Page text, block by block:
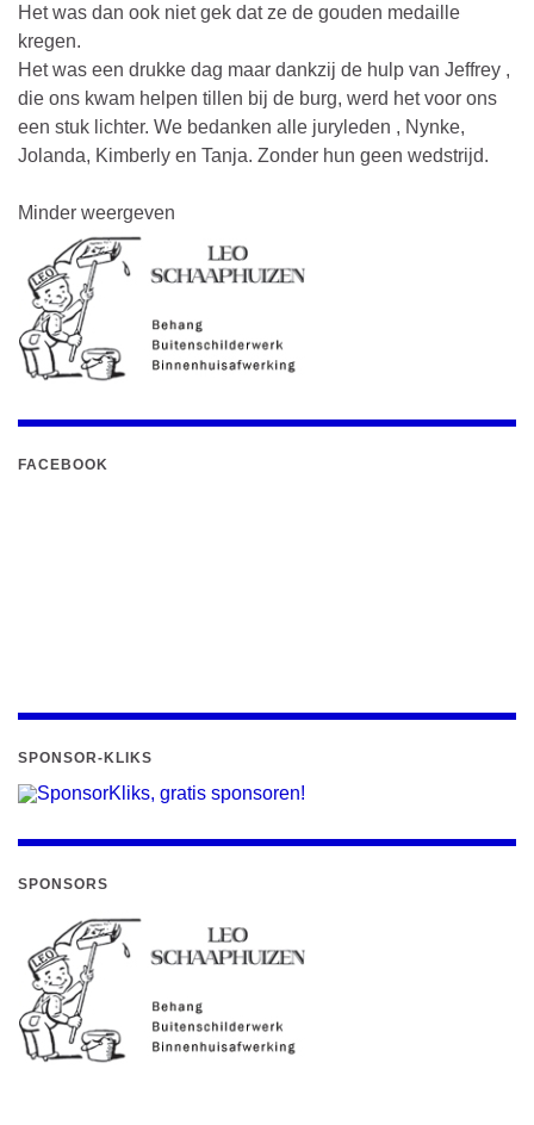
Het was dan ook niet gek dat ze de gouden medaille
kregen.
Het was een drukke dag maar dankzij de hulp van Jeffrey ,
die ons kwam helpen tillen bij de burg, werd het voor ons
een stuk lichter. We bedanken alle juryleden , Nynke,
Jolanda, Kimberly en Tanja. Zonder hun geen wedstrijd.
Minder weergeven
FACEBOOK
SPONSOR-KLIKS
SPONSORS